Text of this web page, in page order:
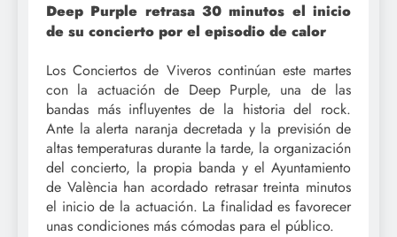
Deep Purple retrasa 30 minutos el inicio
de su concierto por el episodio de calor
Los Conciertos de Viveros continúan este martes
con la actuación de Deep Purple, una de las
bandas más influyentes de la historia del rock.
Ante la alerta naranja decretada y la previsión de
altas temperaturas durante la tarde, la organización
del concierto, la propia banda y el Ayuntamiento
de València han acordado retrasar treinta minutos
el inicio de la actuación. La finalidad es favorecer
unas condiciones más cómodas para el público.